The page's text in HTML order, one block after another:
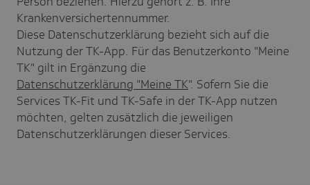
Krankenversichertennummer.
Diese Datenschutzerklärung bezieht sich auf die
Nutzung der TK-App. Für das Benutzerkonto "Meine
TK" gilt in Ergänzung die
Datenschutzerklärung "Meine TK". Sofern Sie die
Services TK-Fit und TK-Safe in der TK-App nutzen
möchten, gelten zusätzlich die jeweiligen
Datenschutzerklärungen dieser Services.